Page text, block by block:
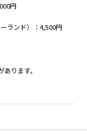
円
ランド）：4,500円
ります。